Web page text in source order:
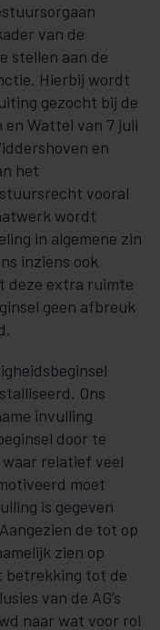
van de
stellen aan de
Hierbij wordt
gezocht bij de
en Wattel van 7 juli
en
het
vooral
wordt
in algemene zin
inziens ook
deze extra ruimte
geen afbreuk
Ons
invulling
door te
relatief veel
moet
is gegeven
de tot op
zien op
betrekking tot de
van de AG’s
naar wat voor rol